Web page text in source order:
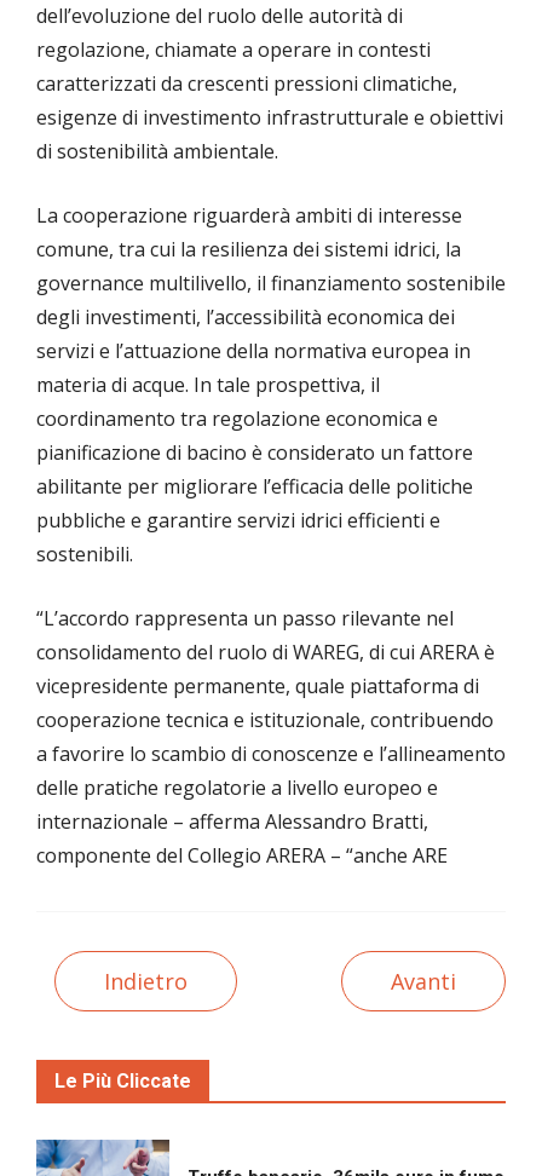
dell’evoluzione del ruolo delle autorità di
regolazione, chiamate a operare in contesti
caratterizzati da crescenti pressioni climatiche,
esigenze di investimento infrastrutturale e obiettivi
di sostenibilità ambientale.
La cooperazione riguarderà ambiti di interesse
comune, tra cui la resilienza dei sistemi idrici, la
governance multilivello, il finanziamento sostenibile
degli investimenti, l’accessibilità economica dei
servizi e l’attuazione della normativa europea in
materia di acque. In tale prospettiva, il
coordinamento tra regolazione economica e
pianificazione di bacino è considerato un fattore
abilitante per migliorare l’efficacia delle politiche
pubbliche e garantire servizi idrici efficienti e
sostenibili.
“L’accordo rappresenta un passo rilevante nel
consolidamento del ruolo di WAREG, di cui ARERA è
vicepresidente permanente, quale piattaforma di
cooperazione tecnica e istituzionale, contribuendo
a favorire lo scambio di conoscenze e l’allineamento
delle pratiche regolatorie a livello europeo e
internazionale – afferma Alessandro Bratti,
componente del Collegio ARERA – “anche ARE
Indietro Avanti
Le Più Cliccate